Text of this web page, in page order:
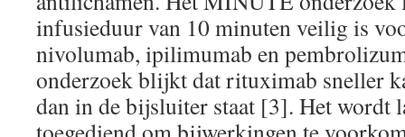
infusieduur van 10 minuten veilig is
nivolumab, ipilimumab en
onderzoek blijkt dat rituximab sneller
dan in de bijsluiter staat [3]. Het wordt